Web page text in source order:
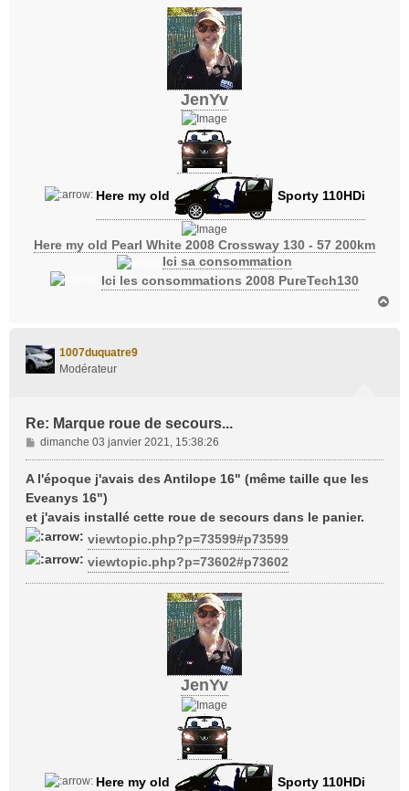
JenYv
Here my old Sporty 110HDi
Here my old Pearl White 2008 Crossway 130 - 57 200km
Ici sa consommation
Ici les consommations 2008 PureTech130
1007duquatre9
Modérateur
Re: Marque roue de secours...
M
e
s
g
e
dimanche 03 janvier 2021, 15:38:26
A l'époque j'avais des Antilope 16" (même taille que les
Eveanys 16")
et j'avais installé cette roue de secours dans le panier.
viewtopic.php?p=73599#p73599
viewtopic.php?p=73602#p73602
JenYv
Here my old Sporty 110HDi